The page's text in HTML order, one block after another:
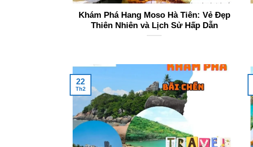
Khám Phá Hang Moso Hà Tiên: Vẻ Đẹp
Thiên Nhiên và Lịch Sử Hấp Dẫn
22
Th2